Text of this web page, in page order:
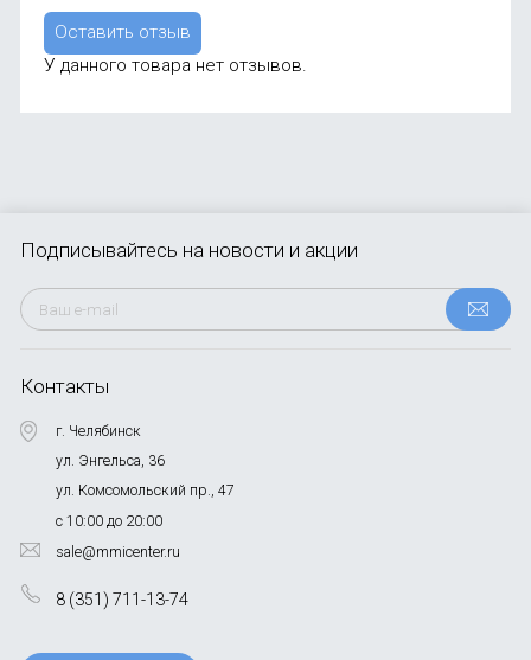
Оставить отзыв
У данного товара нет отзывов.
Контакты
г. Челябинск
ул. Энгельса, 36
ул. Комсомольский пр., 47
с 10:00 до 20:00
sale@mmicenter.ru
8 (351) 711-13-74
Подписывайтесь на новости и акции